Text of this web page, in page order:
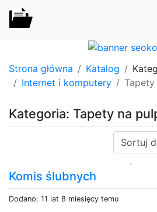
Strona główna Katalog
Internet i komputery
Kategoria: Tapety na
Sortuj:
Komis ślubnych
Dodano: 11 lat 8 miesięcy temu